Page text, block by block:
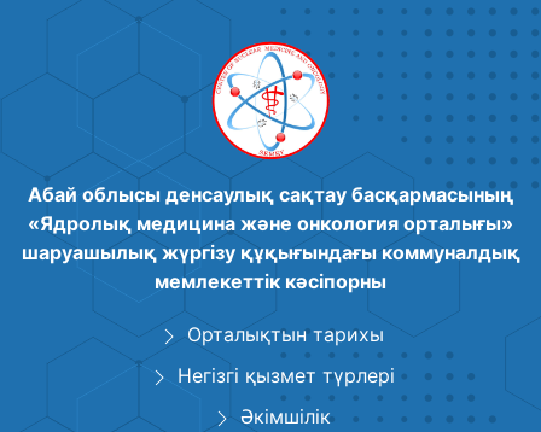
Абай облысы денсаулық сақтау басқармасының
«Ядролық медицина және онкология орталығы»
шаруашылық жүргізу құқығындағы коммуналдық
мемлекеттік кәсіпорны
Орталықтын тарихы
Негізгі қызмет түрлері
Әкімшілік